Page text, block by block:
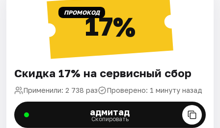
ПРОМОКОД17%
Скидка 17% на сервисный сбор
Применили: 2 738 раз Проверено: 1 минуту назад
адмитад
Скопировать